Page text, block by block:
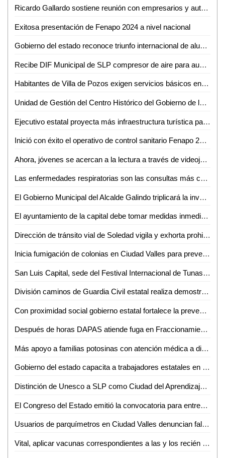
Ricardo Gallardo sostiene reunión con empresarios y autoridades de Estados Unidos
Exitosa presentación de Fenapo 2024 a nivel nacional
Gobierno del estado reconoce triunfo internacional de alumno de cobach
Recibe DIF Municipal de SLP compresor de aire para aumentar la calidad en el servicio dental de la UBR Maravillas
Habitantes de Villa de Pozos exigen servicios básicos en Palacio de Gobierno
Unidad de Gestión del Centro Histórico del Gobierno de la Capital mantiene labores de mejoramiento y conservación en SLP
Ejecutivo estatal proyecta más infraestructura turística para Xilitla
Inició con éxito el operativo de control sanitario Fenapo 2024
Ahora, jóvenes se acercan a la lectura a través de videojuegos, películas o series: docente de la EPM-UASLP
Las enfermedades respiratorias son las consultas más comunes en Valles: Jesús Baltierrez
El Gobierno Municipal del Alcalde Galindo triplicará la inversión al campo en los próximos tres años
El ayuntamiento de la capital debe tomar medidas inmediatas para reestablecer los servicios públicos en la demarcación de Villa de Pozos
Dirección de tránsito vial de Soledad vigila y exhorta prohibición de acceso al Río Santiago
Inicia fumigación de colonias en Ciudad Valles para prevenir brotes de dengue
San Luis Capital, sede del Festival Internacional de Tunas y Estudiantinas este fin de semana
División caminos de Guardia Civil estatal realiza demostración a niñas y niños de institución infantil
Con proximidad social gobierno estatal fortalece la prevención
Después de horas DAPAS atiende fuga en Fraccionamiento El Sol
Más apoyo a familias potosinas con atención médica a distancia
Gobierno del estado capacita a trabajadores estatales en ética e integridad
Distinción de Unesco a SLP como Ciudad del Aprendizaje muestra el progreso impulsado por el Gobierno de la Capital: AMPI
El Congreso del Estado emitió la convocatoria para entregar la presea al mérito "Plan de San Luis", año 2024: Dip. Claudia Tristán Alvarado
Usuarios de parquímetros en Ciudad Valles denuncian fallas constantes
Vital, aplicar vacunas correspondientes a las y los recién nacidos